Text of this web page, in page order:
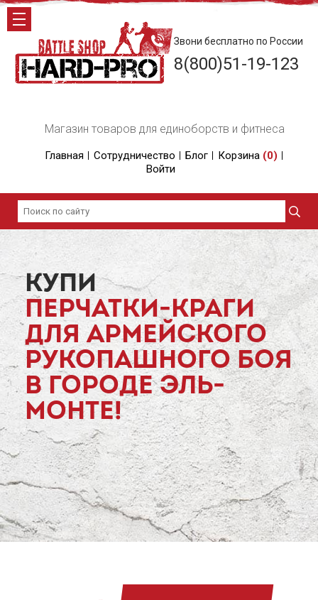
Магазин товаров для единоборств и фитнеса
Главная Сотрудничество Блог Корзина (0)
Войти
Звони бесплатно по России
8(800)51-19-123
КУПИ
ПЕРЧАТКИ-КРАГИ
ДЛЯ АРМЕЙСКОГО
РУКОПАШНОГО БОЯ
В ГОРОДЕ ЭЛЬ-
МОНТЕ!